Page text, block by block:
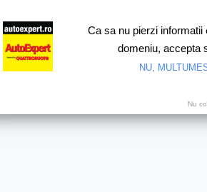
Test drive Motorsport
Ca sa nu pierzi informatii
domeniu, accepta
NU,
Nu